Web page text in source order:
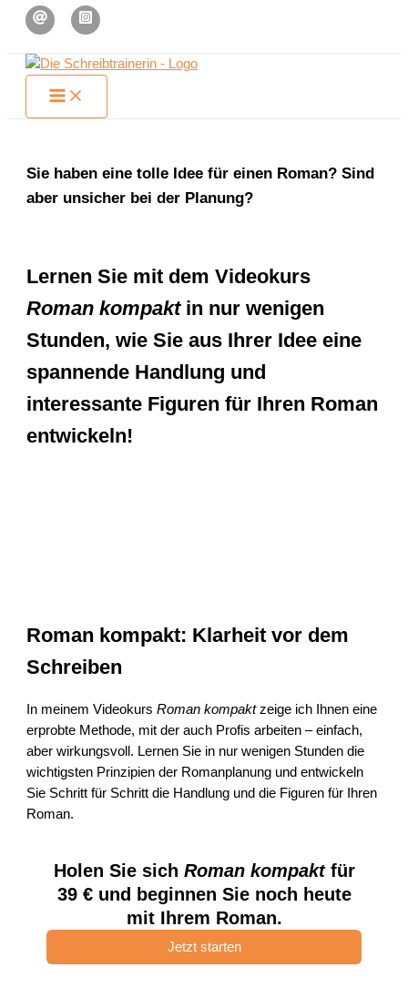
Zum
Inhalt
springen
Sie haben eine tolle Idee für einen Roman? Sind
aber unsicher bei der Planung?
Lernen Sie mit dem Videokurs
Roman kompaktin nur wenigen
Stunden, wie Sie aus Ihrer Idee eine
spannende Handlung und
interessante Figuren für Ihren Roman
entwickeln!
Roman kompakt: Klarheit vor dem
Schreiben
In meinem VideokursRoman kompaktzeige ich Ihnen eine
erprobte Methode, mit der auch Profis arbeiten – einfach,
aber wirkungsvoll. Lernen Sie in nur wenigen Stunden die
wichtigsten Prinzipien der Romanplanung und entwickeln
Sie Schritt für Schritt die Handlung und die Figuren für Ihren
Roman.
Holen Sie sich Roman kompaktfür
39 € und beginnen Sie noch heute
mit Ihrem Roman.
Jetzt starten